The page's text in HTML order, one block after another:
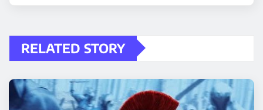
RELATED STORY